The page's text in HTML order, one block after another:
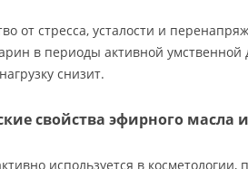
от стресса, усталости и
в периоды активной умственной
снизит.
свойства эфирного масла
используется в косметологии,